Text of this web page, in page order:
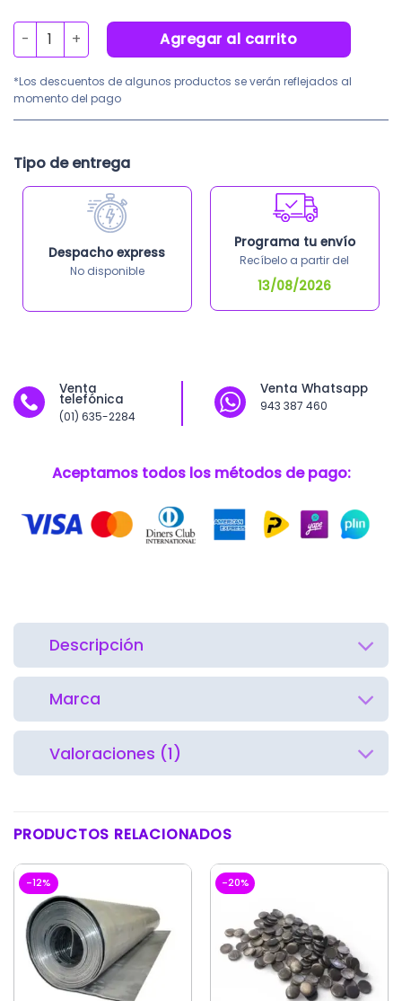
Planchas de Plomo 0.7mm Uso Rayos X cantidad
Agregar al carrito
*Los descuentos de algunos productos se verán reflejados al
momento del pago
Tipo de entrega
Despacho express
No disponible
Programa tu envío
Recíbelo a partir del
13/08/2026
Venta
telefónica
(01) 635-2284
Venta Whatsapp
943 387 460
Aceptamos todos los métodos de pago:
Descripción
Marca
Valoraciones (1)
PRODUCTOS RELACIONADOS
-12% -20%